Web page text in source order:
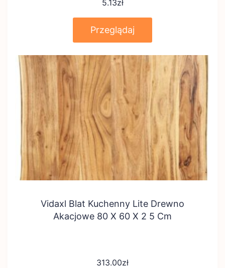
5.13zł
Przeglądaj
Vidaxl Blat Kuchenny Lite Drewno
Akacjowe 80 X 60 X 2 5 Cm
313.00zł